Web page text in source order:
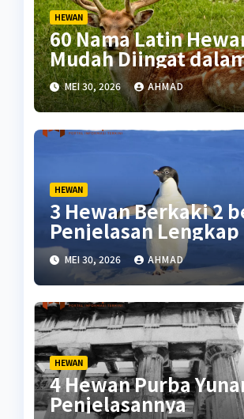
HEWAN
60 Nama Latin
Mudah Diingat
Biologi
MEI 30, 2026 AHMAD
HEWAN
3 Hewan Berkaki 2
Penjelasan Lengkap
MEI 30, 2026 AHMAD
HEWAN
4 Hewan Purba
Penjelasannya